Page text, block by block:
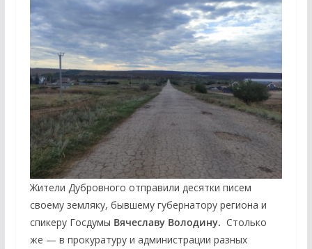
Жители Дубровного отправили десятки писем
своему земляку, бывшему губернатору региона и
спикеру Госдумы Вячеславу Володину. Столько
же — в прокуратуру и администрации разных